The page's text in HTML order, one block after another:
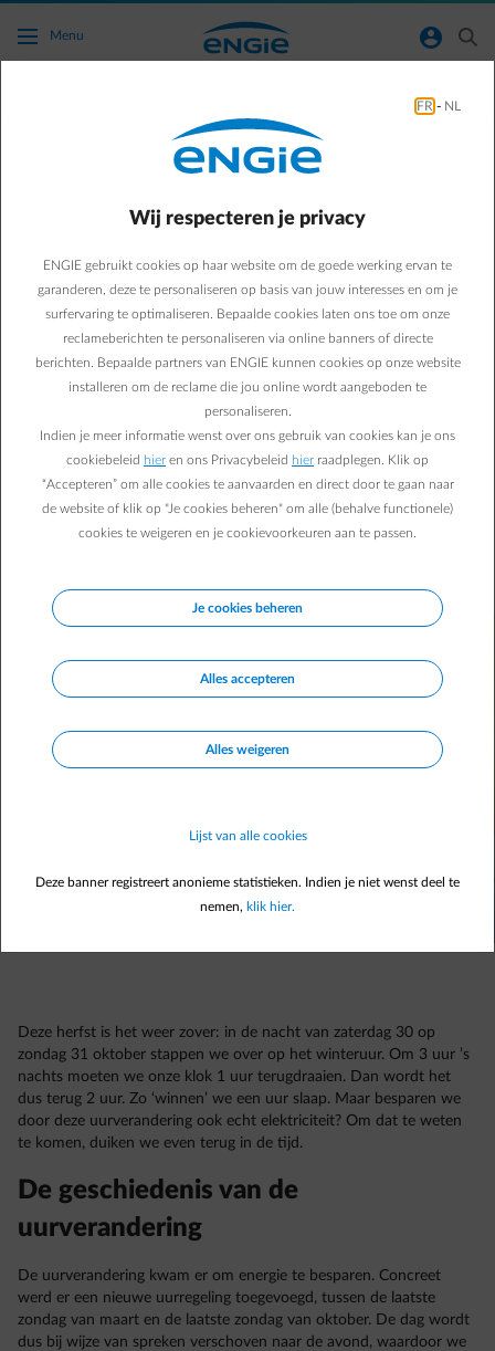
Ga naar de hoofdinhoud
Menu normal-account-circle search
Bespaartips
Bespaart de
uurverandering ons echt
elektriciteit?
Sébastien V.
De uurverandering werd aanvankelijk ingevoerd om
elektriciteit te besparen. De impact is echter miniem en de
afschaffing ervan stond dan ook op de agenda in 2021.
Deze herfst is het weer zover: in de nacht van zaterdag 30 op
zondag 31 oktober stappen we over op het winteruur. Om 3 uur ’s
nachts moeten we onze klok 1 uur terugdraaien. Dan wordt het
dus terug 2 uur. Zo ‘winnen’ we een uur slaap. Maar besparen we
door deze uurverandering ook echt elektriciteit? Om dat te weten
te komen, duiken we even terug in de tijd.
De geschiedenis van de
uurverandering
De uurverandering kwam er om energie te besparen. Concreet
werd er een nieuwe uurregeling toegevoegd, tussen de laatste
zondag van maart en de laatste zondag van oktober. De dag wordt
dus bij wijze van spreken verschoven naar de avond, waardoor we
FR - NL
Wij respecteren je privacy
ENGIE gebruikt cookies op haar website om de goede werking ervan te
garanderen, deze te personaliseren op basis van jouw interesses en om je
surfervaring te optimaliseren. Bepaalde cookies laten ons toe om onze
reclameberichten te personaliseren via online banners of directe
berichten. Bepaalde partners van ENGIE kunnen cookies op onze website
installeren om de reclame die jou online wordt aangeboden te
personaliseren.
Indien je meer informatie wenst over ons gebruik van cookies kan je ons
cookiebeleid hier en ons Privacybeleid hier raadplegen. Klik op
“Accepteren” om alle cookies te aanvaarden en direct door te gaan naar
de website of klik op "Je cookies beheren" om alle (behalve functionele)
cookies te weigeren en je cookievoorkeuren aan te passen.
Je cookies beheren
Alles accepteren
Alles weigeren
Lijst van alle cookies
Deze banner registreert anonieme statistieken. Indien je niet wenst deel te
nemen, klik hier.